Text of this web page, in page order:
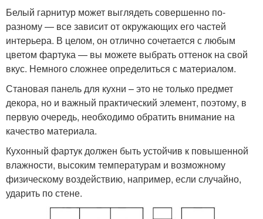
Белый гарнитур может выглядеть совершенно по-
разному — все зависит от окружающих его частей
интерьера. В целом, он отлично сочетается с любым
цветом фартука — вы можете выбрать оттенок на свой
вкус. Немного сложнее определиться с материалом.
Становая панель для кухни – это не только предмет
декора, но и важный практический элемент, поэтому, в
первую очередь, необходимо обратить внимание на
качество материала.
Кухонный фартук должен быть устойчив к повышенной
влажности, высоким температурам и возможному
физическому воздействию, например, если случайно,
ударить по стене.